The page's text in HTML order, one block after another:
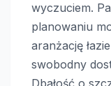
wyczuciem.
planowaniu
aranżację
swobodny